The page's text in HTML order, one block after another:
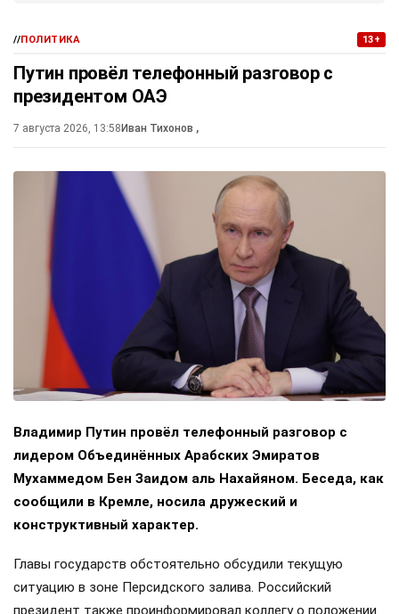
//ПОЛИТИКА 13+
Путин провёл телефонный разговор с
президентом ОАЭ
7 августа 2026, 13:58 Иван Тихонов ,
Владимир Путин провёл телефонный разговор с
лидером Объединённых Арабских Эмиратов
Мухаммедом Бен Заидом аль Нахайяном. Беседа, как
сообщили в Кремле, носила дружеский и
конструктивный характер.
Главы государств обстоятельно обсудили текущую
ситуацию в зоне Персидского залива. Российский
президент также проинформировал коллегу о положении